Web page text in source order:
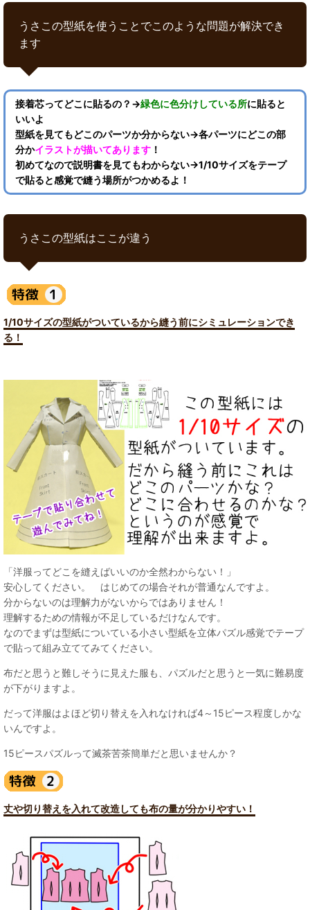
うさこの型紙を使うことでこのような問題が解決でき
ます
接着芯ってどこに貼るの？→緑色に色分けしている所に貼ると
いいよ
型紙を見てもどこのパーツか分からない→各パーツにどこの部
分かイラストが描いてあります ！
初めてなので説明書を見てもわからない→1/10サイズをテープ
で貼ると感覚で縫う場所がつかめるよ！
うさこの型紙はここが違う
1/10サイズの型紙がついているから縫う前にシミュレーションでき
る！
「洋服ってどこを縫えばいいのか全然わからない！」
安心してください。 はじめての場合それが普通なんですよ。
分からないのは理解力がないからではありません！
理解するための情報が不足しているだけなんです。
なのでまずは型紙についている小さい型紙を立体パズル感覚でテープ
で貼って組み立ててみてください。
布だと思うと難しそうに見えた服も、パズルだと思うと一気に難易度
が下がりますよ。
だって洋服はよほど切り替えを入れなければ4～15ピース程度しかな
いんですよ。
15ピースパズルって滅茶苦茶簡単だと思いませんか？
丈や切り替えを入れて改造しても布の量が分かりやすい！